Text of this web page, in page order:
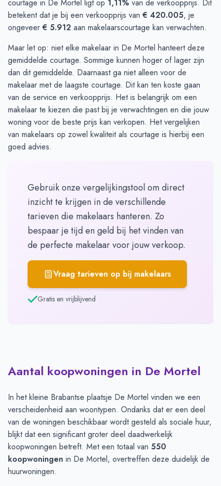
courtage in De Mortel ligt op 1,11% van de verkoopprijs. Dit
betekent dat je bij een verkoopprijs van € 420.005, je
ongeveer € 5.912 aan makelaarscourtage kan verwachten.
Maar let op: niet elke makelaar in De Mortel hanteert deze
gemiddelde courtage. Sommige kunnen hoger of lager zijn
dan dit gemiddelde. Daarnaast ga niet alleen voor de
makelaar met de laagste courtage. Dit kan ten koste gaan
van de service en verkoopprijs. Het is belangrijk om een
makelaar te kiezen die past bij je verwachtingen en die jouw
woning voor de beste prijs kan verkopen. Het vergelijken
van makelaars op zowel kwaliteit als courtage is hierbij een
goed advies.
Gebruik onze vergelijkingstool om direct
inzicht te krijgen in de verschillende
tarieven die makelaars hanteren. Zo
bespaar je tijd en geld bij het vinden van
de perfecte makelaar voor jouw verkoop.
Vraag tarieven op bij makelaars
Gratis en vrijblijvend
Aantal koopwoningen in De Mortel
In het kleine Brabantse plaatsje De Mortel vinden we een
verscheidenheid aan woontypen. Ondanks dat er een deel
van de woningen beschikbaar wordt gesteld als sociale huur,
blijkt dat een significant groter deel daadwerkelijk
koopwoningen betreft. Met een totaal van 550
koopwoningen in De Mortel, overtreffen deze duidelijk de
huurwoningen.